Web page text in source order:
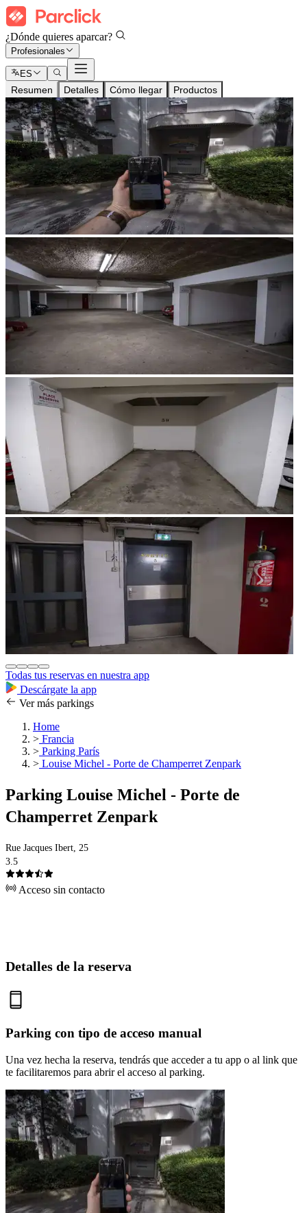
¿Dónde quieres aparcar?
Profesionales
ES
Resumen Detalles Cómo llegar Productos
Todas tus reservas en nuestra app
Descárgate la app
Ver más parkings
Home
> Francia
> Parking París
> Louise Michel - Porte de Champerret Zenpark
Parking Louise Michel - Porte de
Champerret Zenpark
Rue Jacques Ibert, 25
3.5
Acceso sin contacto
Detalles de la reserva
Parking con tipo de acceso manual
Una vez hecha la reserva, tendrás que acceder a tu app o al link que
te facilitaremos para abrir el acceso al parking.